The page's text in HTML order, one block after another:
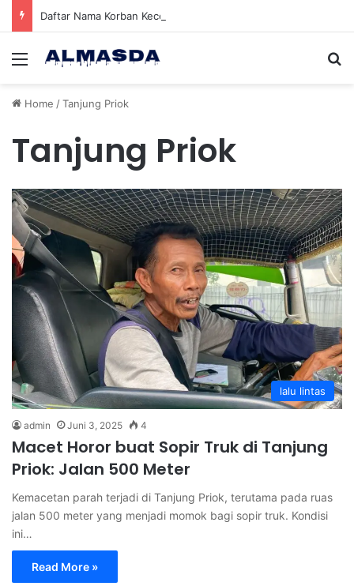
Menu
Home /Tanjung Priok
Tanjung Priok
lalu lintas
admin Juni 3, 2025 4
Macet Horor buat Sopir Truk di Tanjung
Priok: Jalan 500 Meter
Kemacetan parah terjadi di Tanjung Priok, terutama pada ruas
jalan 500 meter yang menjadi momok bagi sopir truk. Kondisi
ini…
Read More »